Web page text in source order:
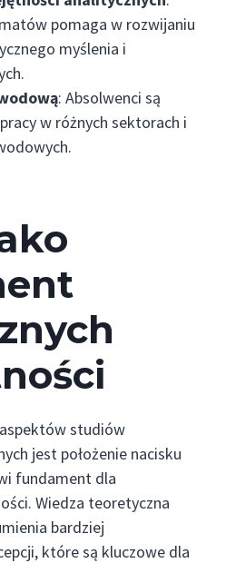
pomaga w rozwijaniu
myślenia i
: Absolwenci są
w różnych sektorach i
studiów
jest położenie nacisku
fundament dla
Wiedza teoretyczna
bardziej
które są kluczowe dla